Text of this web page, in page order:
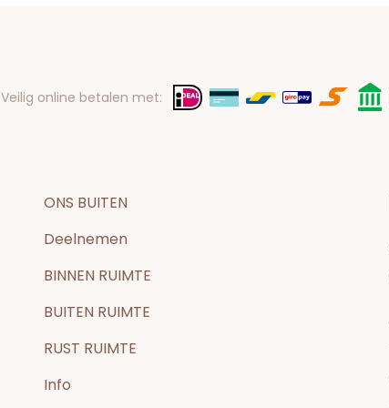
Veilig online betalen met:
ONS BUITEN
Deelnemen
BINNEN RUIMTE
BUITEN RUIMTE
RUST RUIMTE
Info